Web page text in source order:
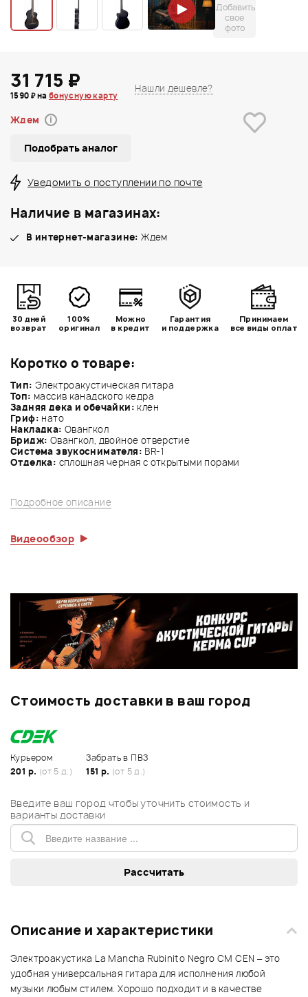
Добавить
свое
фото
Коротко о товаре:
Тип: Электроакустическая гитара
Топ: массив канадского кедра
Задняя дека и обечайки: клен
Гриф: нато
Накладка: Овангкол
Бридж: Овангкол, двойное отверстие
Система звукоснимателя: BR-1
Отделка: сплошная черная с открытыми порами
Подробное описание
Видеообзор
31 715 ₽
1590 ₽ на бонусную карту
Нашли дешевле?
Ждем i
Подобрать аналог
Уведомить о поступлении по почте
Наличие в магазинах:
В интернет-магазине: Ждем
30 дней
возврат
100%
оригинал
Можно
в кредит
Гарантия
и поддержка
Принимаем
все виды оплат
Стоимость доставки в ваш город
Курьером
201 р. (от 5 д.)
Забрать в ПВЗ
151 р. (от 5 д.)
Введите ваш город чтобы уточнить стоимость и
варианты доставки
Описание и характеристики
Электроакустика La Mancha Rubinito Negro CM CEN – это
удобная универсальная гитара для исполнения любой
музыки любым стилем. Хорошо подходит и в качестве